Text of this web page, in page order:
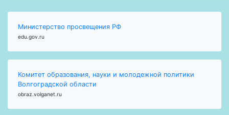
Министерство просвещения РФ
edu.gov.ru
Комитет образования, науки и молодежной политики
Волгоградской области
obraz.volganet.ru